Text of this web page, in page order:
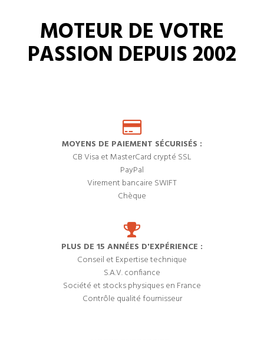
MOTEUR DE VOTRE
PASSION DEPUIS 2002
MOYENS DE PAIEMENT SÉCURISÉS :
CB Visa et MasterCard crypté SSL
PayPal
Virement bancaire SWIFT
Chèque
PLUS DE 15 ANNÉES D'EXPÉRIENCE :
Conseil et Expertise technique
S.A.V. confiance
Société et stocks physiques en France
Contrôle qualité fournisseur